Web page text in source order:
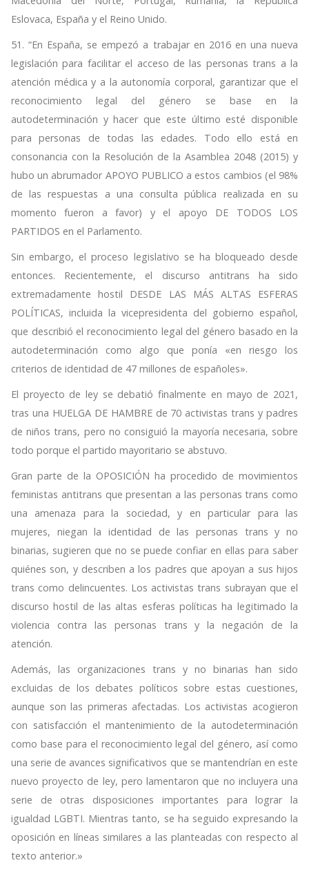
Eslovaca, España y el Reino Unido.
51. “En España, se empezó a trabajar en 2016 en una nueva
legislación para facilitar el acceso de las personas trans a la
atención médica y a la autonomía corporal, garantizar que el
reconocimiento legal del género se base en la
autodeterminación y hacer que este último esté disponible
para personas de todas las edades. Todo ello está en
consonancia con la Resolución de la Asamblea 2048 (2015) y
hubo un abrumador APOYO PUBLICO a estos cambios (el 98%
de las respuestas a una consulta pública realizada en su
momento fueron a favor) y el apoyo DE TODOS LOS
PARTIDOS en el Parlamento.
Sin embargo, el proceso legislativo se ha bloqueado desde
entonces. Recientemente, el discurso antitrans ha sido
extremadamente hostil DESDE LAS MÁS ALTAS ESFERAS
POLÍTICAS, incluida la vicepresidenta del gobierno español,
que describió el reconocimiento legal del género basado en la
autodeterminación como algo que ponía «en riesgo los
criterios de identidad de 47 millones de españoles».
El proyecto de ley se debatió finalmente en mayo de 2021,
tras una HUELGA DE HAMBRE de 70 activistas trans y padres
de niños trans, pero no consiguió la mayoría necesaria, sobre
todo porque el partido mayoritario se abstuvo.
Gran parte de la OPOSICIÓN ha procedido de movimientos
feministas antitrans que presentan a las personas trans como
una amenaza para la sociedad, y en particular para las
mujeres, niegan la identidad de las personas trans y no
binarias, sugieren que no se puede confiar en ellas para saber
quiénes son, y describen a los padres que apoyan a sus hijos
trans como delincuentes. Los activistas trans subrayan que el
discurso hostil de las altas esferas políticas ha legitimado la
violencia contra las personas trans y la negación de la
atención.
Además, las organizaciones trans y no binarias han sido
excluidas de los debates políticos sobre estas cuestiones,
aunque son las primeras afectadas. Los activistas acogieron
con satisfacción el mantenimiento de la autodeterminación
como base para el reconocimiento legal del género, así como
una serie de avances significativos que se mantendrían en este
nuevo proyecto de ley, pero lamentaron que no incluyera una
serie de otras disposiciones importantes para lograr la
igualdad LGBTI. Mientras tanto, se ha seguido expresando la
oposición en líneas similares a las planteadas con respecto al
texto anterior.»